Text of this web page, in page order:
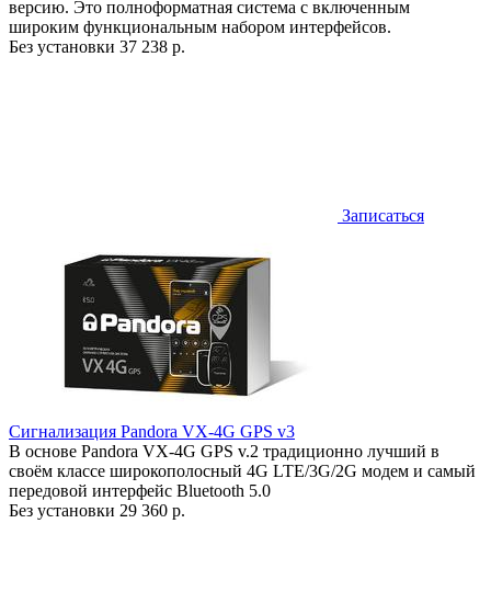
версию. Это полноформатная система с включенным
широким функциональным набором интерфейсов.
Без установки 37 238 р.
Записаться
Сигнализация Pandora VX-4G GPS v3
В основе Pandora VX-4G GPS v.2 традиционно лучший в
своём классе широкополосный 4G LTE/3G/2G модем и самый
передовой интерфейс Bluetooth 5.0
Без установки 29 360 р.